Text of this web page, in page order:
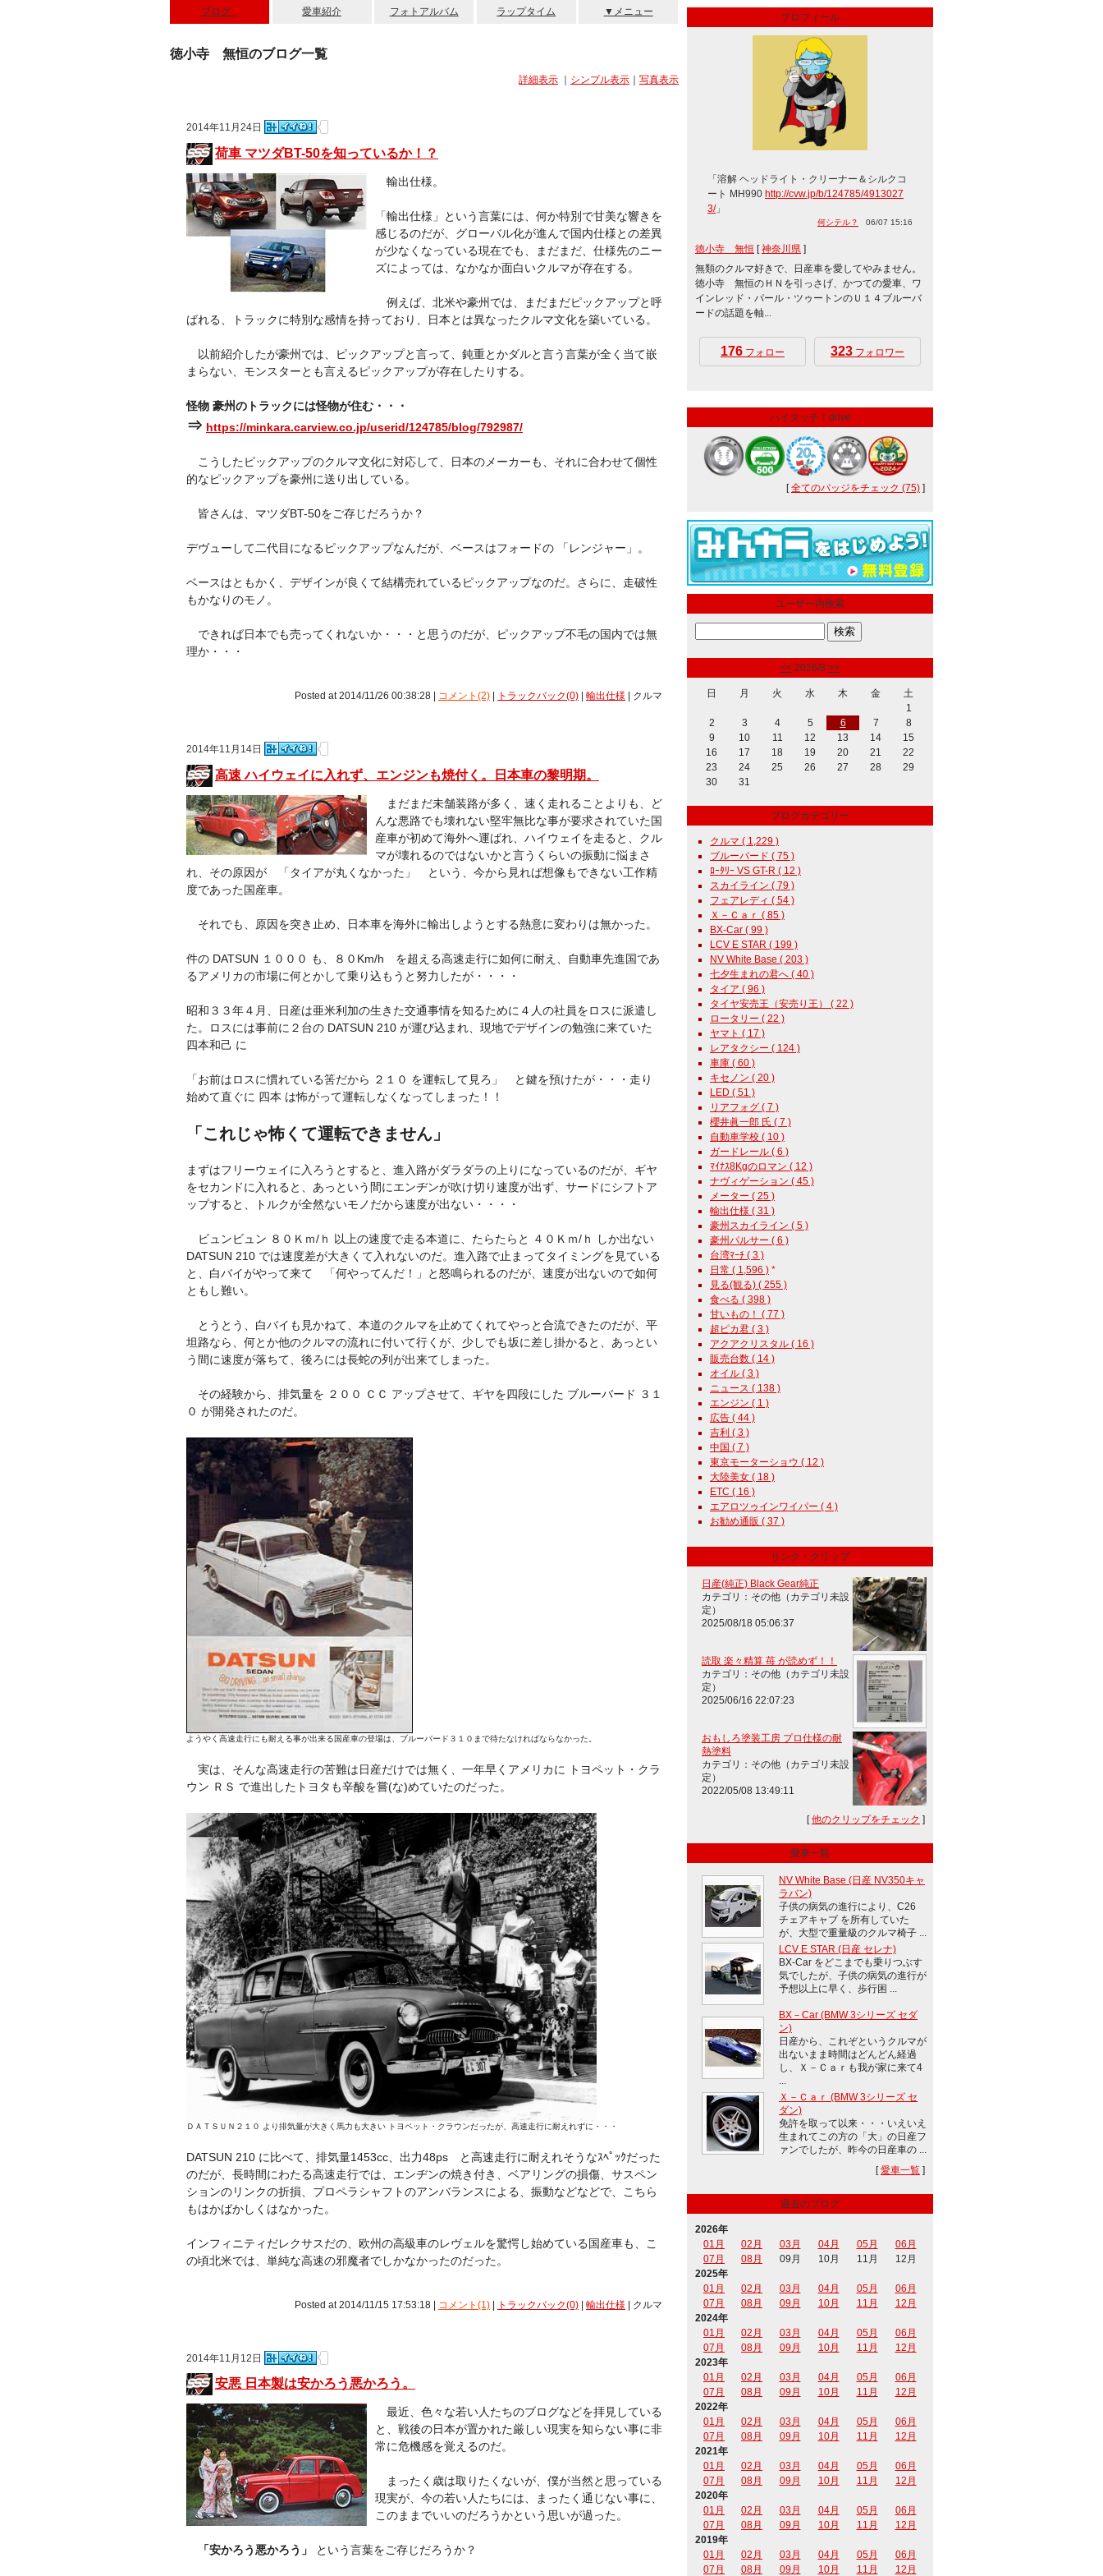
ブログ * 愛車紹介 フォトアルバム ラップタイム ▼メニュー
徳小寺 無恒のブログ一覧
詳細表示 シンプル表示 写真表示
2014年11月24日
荷車 マツダBT-50を知っているか！？
輸出仕様。
「輸出仕様」という言葉には、何か特別で甘美な響きを
感じるのだが、グローバル化が進んで国内仕様との差異
が少なくなっている現在でも、まだまだ、仕様先のニー
ズによっては、なかなか面白いクルマが存在する。
例えば、北米や豪州では、まだまだピックアップと呼
ばれる、トラックに特別な感情を持っており、日本とは異なったクルマ文化を築いている。
以前紹介したが豪州では、ピックアップと言って、鈍重とかダルと言う言葉が全く当て嵌
まらない、モンスターとも言えるピックアップが存在したりする。
怪物 豪州のトラックには怪物が住む・・・
⇒ https://minkara.carview.co.jp/userid/124785/blog/792987/
こうしたピックアップのクルマ文化に対応して、日本のメーカーも、それに合わせて個性
的なピックアップを豪州に送り出している。
皆さんは、マツダBT-50をご存じだろうか？
デヴューして二代目になるピックアップなんだが、ベースはフォードの 「レンジャー」。
ベースはともかく、デザインが良くて結構売れているピックアップなのだ。さらに、走破性
もかなりのモノ。
できれば日本でも売ってくれないか・・・と思うのだが、ピックアップ不毛の国内では無
理か・・・
Posted at 2014/11/26 00:38:28 | コメント(2) | トラックバック(0) | 輸出仕様 | クルマ
2014年11月14日
高速 ハイウェイに入れず、エンジンも焼付く。日本車の黎明期。
まだまだ未舗装路が多く、速く走れることよりも、ど
んな悪路でも壊れない堅牢無比な事が要求されていた国
産車が初めて海外へ運ばれ、ハイウェイを走ると、クル
マが壊れるのではないかと言うくらいの振動に悩まさ
れ、その原因が 「タイアが丸くなかった」 という、今から見れば想像もできない工作精
度であった国産車。
それでも、原因を突き止め、日本車を海外に輸出しようとする熱意に変わりは無かった。
件の DATSUN １０００ も、８０Km/h を超える高速走行に如何に耐え、自動車先進国であ
るアメリカの市場に何とかして乗り込もうと努力したが・・・・
昭和３３年４月、日産は亜米利加の生きた交通事情を知るために４人の社員をロスに派遣し
た。ロスには事前に２台の DATSUN 210 が運び込まれ、現地でデザインの勉強に来ていた
四本和己 に
「お前はロスに慣れている筈だから ２１０ を運転して見ろ」 と鍵を預けたが・・・走り
始めて直ぐに 四本 は怖がって運転しなくなってしまった！！
「これじゃ怖くて運転できません」
まずはフリーウェイに入ろうとすると、進入路がダラダラの上りになっているのだが、ギヤ
をセカンドに入れると、あっという間にエンヂンが吹け切り速度が出ず、サードにシフトア
ップすると、トルクが全然ないモノだから速度が出ない・・・・
ビュンビュン ８０Ｋｍ/ｈ 以上の速度で走る本道に、たらたらと ４０Ｋｍ/ｈ しか出ない
DATSUN 210 では速度差が大きくて入れないのだ。進入路で止まってタイミングを見ている
と、白バイがやって来て 「何やってんだ！」と怒鳴られるのだが、速度が出ないので如何
ともし難い。
とうとう、白バイも見かねて、本道のクルマを止めてくれてやっと合流できたのだが、平
坦路なら、何とか他のクルマの流れに付いて行くが、少しでも坂に差し掛かると、あっとい
う間に速度が落ちて、後ろには長蛇の列が出来てしまった。
その経験から、排気量を ２００ ＣＣ アップさせて、ギヤを四段にした ブルーバード ３１
０ が開発されたのだ。
ようやく高速走行にも耐える事が出来る国産車の登場は、ブルーバード３１０まで待たなければならなかった。
実は、そんな高速走行の苦難は日産だけでは無く、一年早くアメリカに トヨペット・クラ
ウン ＲＳ で進出したトヨタも辛酸を嘗(な)めていたのだった。
ＤＡＴＳＵＮ２１０ より排気量が大きく馬力も大きい トヨペット・クラウンだったが、高速走行に耐えれずに・・・
DATSUN 210 に比べて、排気量1453cc、出力48ps と高速走行に耐えれそうなｽﾍﾟｯｸだった
のだが、長時間にわたる高速走行では、エンヂンの焼き付き、ベアリングの損傷、サスペン
ションのリンクの折損、プロペラシャフトのアンバランスによる、振動などなどで、こちら
もはかばかしくはなかった。
インフィニティだレクサスだの、欧州の高級車のレヴェルを驚愕し始めている国産車も、こ
の頃北米では、単純な高速の邪魔者でしかなかったのだった。
Posted at 2014/11/15 17:53:18 | コメント(1) | トラックバック(0) | 輸出仕様 | クルマ
2014年11月12日
安悪 日本製は安かろう悪かろう。
最近、色々な若い人たちのブログなどを拝見している
と、戦後の日本が置かれた厳しい現実を知らない事に非
常に危機感を覚えるのだ。
まったく歳は取りたくないが、僕が当然と思っている
現実が、今の若い人たちには、まったく通じない事に、
このままでいいのだろうかという思いが過った。
「安かろう悪かろう」 という言葉をご存じだろうか？
プロフィール
「溶解 ヘッドライト・クリーナー＆シルクコ
ート MH990 http://cvw.jp/b/124785/4913027
3/」
何シテル？ 06/07 15:16
徳小寺 無恒 [神奈川県 ]
無類のクルマ好きで、日産車を愛してやみません。
徳小寺 無恒のＨＮを引っさげ、かつての愛車、ワ
インレッド・パール・ツゥートンのＵ１４ブルーバ
ードの話題を軸...
176 フォロー 323 フォロワー
ハイタッチ！drive
[全てのバッジをチェック (75) ]
ユーザー内検索
<< 2026/8 >>
日 月 火 水 木 金
土
1
2
3 4 5 6 7
8
9
10 11 12 13 14
15
16
17 18 19 20 21
22
23
24 25 26 27 28
29
30
31
ブログカテゴリー
クルマ ( 1,229 )
ブルーバード ( 75 )
ﾛｰﾀﾘｰ VS GT-R ( 12 )
スカイライン ( 79 )
フェアレディ ( 54 )
Ｘ－Ｃａｒ ( 85 )
BX-Car ( 99 )
LCV E STAR ( 199 )
NV White Base ( 203 )
七夕生まれの君へ ( 40 )
タイア ( 96 )
タイヤ安売王（安売り王） ( 22 )
ロータリー ( 22 )
ヤマト ( 17 )
レアタクシー ( 124 )
車庫 ( 60 )
キセノン ( 20 )
LED ( 51 )
リアフォグ ( 7 )
櫻井眞一郎 氏 ( 7 )
自動車学校 ( 10 )
ガードレール ( 6 )
ﾏｲﾅｽ8Kgのロマン ( 12 )
ナヴィゲーション ( 45 )
メーター ( 25 )
輸出仕様 ( 31 )
豪州スカイライン ( 5 )
豪州パルサー ( 6 )
台湾ﾏｰﾁ ( 3 )
日常 ( 1,596 ) *
見る(観る) ( 255 )
食べる ( 398 )
甘いもの！ ( 77 )
超ピカ君 ( 3 )
アクアクリスタル ( 16 )
販売台数 ( 14 )
オイル ( 3 )
ニュース ( 138 )
エンジン ( 1 )
広告 ( 44 )
吉利 ( 3 )
中国 ( 7 )
東京モーターショウ ( 12 )
大陸美女 ( 18 )
ETC ( 16 )
エアロツゥインワイパー ( 4 )
お勧め通販 ( 37 )
リンク・クリップ
日産(純正) Black Gear純正
カテゴリ：その他（カテゴリ未設
定）
2025/08/18 05:06:37
読取 楽々精算 苺 が読めず！！
カテゴリ：その他（カテゴリ未設
定）
2025/06/16 22:07:23
おもしろ塗装工房 プロ仕様の耐
熱塗料
カテゴリ：その他（カテゴリ未設
定）
2022/05/08 13:49:11
[他のクリップをチェック ]
愛車一覧
NV White Base (日産 NV350キャ
ラバン)
子供の病気の進行により、C26
チェアキャブ を所有していた
が、大型で重量級のクルマ椅子 ...
LCV E STAR (日産 セレナ)
BX-Car をどこまでも乗りつぶす
気でしたが、子供の病気の進行が
予想以上に早く、歩行困 ...
BX－Car (BMW 3シリーズ セダ
ン)
日産から、これぞというクルマが
出ないまま時間はどんどん経過
し、Ｘ－Ｃａｒも我が家に来て4
...
Ｘ－Ｃａｒ (BMW 3シリーズ セ
ダン)
免許を取って以来・・・いえいえ
生まれてこの方の「大」の日産フ
ァンでしたが、昨今の日産車の ...
[愛車一覧 ]
過去のブログ
2026年
01月
02月 03月 04月 05月
06月
07月
08月 09月 10月 11月
12月
2025年
01月
02月 03月 04月 05月
06月
07月
08月 09月 10月 11月
12月
2024年
01月
02月 03月 04月 05月
06月
07月
08月 09月 10月 11月
12月
2023年
01月
02月 03月 04月 05月
06月
07月
08月 09月 10月 11月
12月
2022年
01月
02月 03月 04月 05月
06月
07月
08月 09月 10月 11月
12月
2021年
01月
02月 03月 04月 05月
06月
07月
08月 09月 10月 11月
12月
2020年
01月
02月 03月 04月 05月
06月
07月
08月 09月 10月 11月
12月
2019年
01月
02月 03月 04月 05月
06月
07月
08月 09月 10月 11月 12月